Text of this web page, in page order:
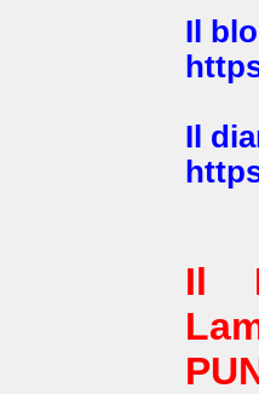
Il
Il
Il